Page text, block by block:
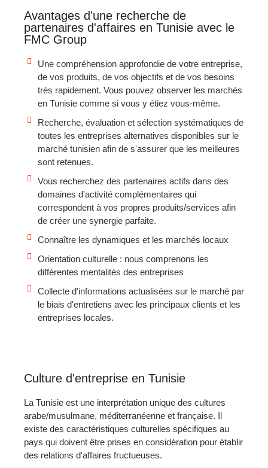
Avantages d'une recherche de
partenaires d'affaires en Tunisie avec le
FMC Group
Une compréhension approfondie de votre entreprise,
de vos produits, de vos objectifs et de vos besoins
très rapidement. Vous pouvez observer les marchés
en Tunisie comme si vous y étiez vous-même.
Recherche, évaluation et sélection systématiques de
toutes les entreprises alternatives disponibles sur le
marché tunisien afin de s'assurer que les meilleures
sont retenues.
Vous recherchez des partenaires actifs dans des
domaines d'activité complémentaires qui
correspondent à vos propres produits/services afin
de créer une synergie parfaite.
Connaître les dynamiques et les marchés locaux
Orientation culturelle : nous comprenons les
différentes mentalités des entreprises
Collecte d'informations actualisées sur le marché par
le biais d'entretiens avec les principaux clients et les
entreprises locales.
Culture d'entreprise en Tunisie
La Tunisie est une interprétation unique des cultures
arabe/musulmane, méditerranéenne et française. Il
existe des caractéristiques culturelles spécifiques au
pays qui doivent être prises en considération pour établir
des relations d'affaires fructueuses.